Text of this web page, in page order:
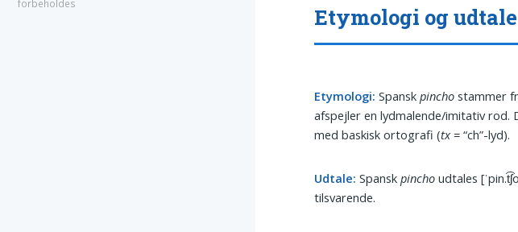
Etymologi og udtale
Etymologi: Spanskpincho stammer
afspejler en lydmalende/imitativ rod.
med baskisk ortografi (tx = “ch”-lyd).
Udtale: Spanskpincho udtales
tilsvarende.
forbeholdes